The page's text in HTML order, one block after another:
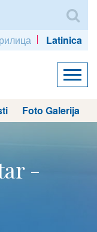
Latinica
Foto Galerija
-